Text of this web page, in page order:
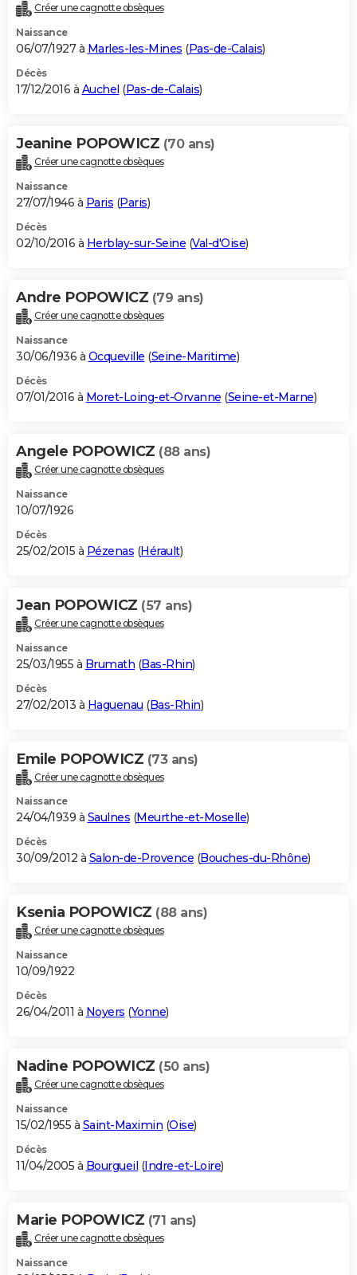
Créer une cagnotte obsèques
Naissance
06/07/1927 à Marles-les-Mines (Pas-de-Calais)
Décès
17/12/2016 à Auchel (Pas-de-Calais)
Jeanine POPOWICZ (70 ans)
Créer une cagnotte obsèques
Naissance
27/07/1946 à Paris (Paris)
Décès
02/10/2016 à Herblay-sur-Seine (Val-d'Oise)
Andre POPOWICZ (79 ans)
Créer une cagnotte obsèques
Naissance
30/06/1936 à Ocqueville (Seine-Maritime)
Décès
07/01/2016 à Moret-Loing-et-Orvanne (Seine-et-Marne)
Angele POPOWICZ (88 ans)
Créer une cagnotte obsèques
Naissance
10/07/1926
Décès
25/02/2015 à Pézenas (Hérault)
Jean POPOWICZ (57 ans)
Créer une cagnotte obsèques
Naissance
25/03/1955 à Brumath (Bas-Rhin)
Décès
27/02/2013 à Haguenau (Bas-Rhin)
Emile POPOWICZ (73 ans)
Créer une cagnotte obsèques
Naissance
24/04/1939 à Saulnes (Meurthe-et-Moselle)
Décès
30/09/2012 à Salon-de-Provence (Bouches-du-Rhône)
Ksenia POPOWICZ (88 ans)
Créer une cagnotte obsèques
Naissance
10/09/1922
Décès
26/04/2011 à Noyers (Yonne)
Nadine POPOWICZ (50 ans)
Créer une cagnotte obsèques
Naissance
15/02/1955 à Saint-Maximin (Oise)
Décès
11/04/2005 à Bourgueil (Indre-et-Loire)
Marie POPOWICZ (71 ans)
Créer une cagnotte obsèques
Naissance